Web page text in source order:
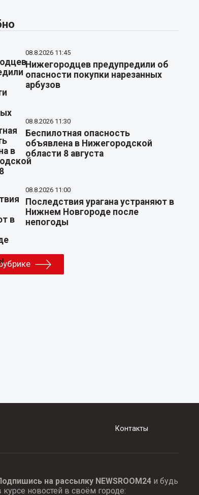
08.8.2026 11:45
Нижегородцев предупредили об
опасности покупки нарезанных
арбузов
08.8.2026 11:30
Беспилотная опасность
объявлена в Нижегородской
области 8 августа
08.8.2026 11:00
Последствия урагана устраняют в
Нижнем Новгороде после
непогоды
Контакты
на рассылку NEWSROOM24и будь
курсе новостей в своём городе: